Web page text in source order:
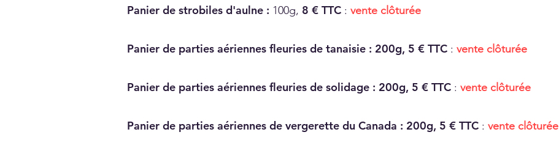
Panier de strobiles d'aulne : 100g, 8 € TTC : vente clôturée
Panier de parties aériennes fleuries de tanaisie : 200g, 5 € TTC : vente clôturée
​Panier de parties aériennes fleuries de solidage : 200g, 5 € TTC : vente clôturée
Panier de parties aériennes de vergerette du Canada : 200g, 5 € TTC : vente clôturée